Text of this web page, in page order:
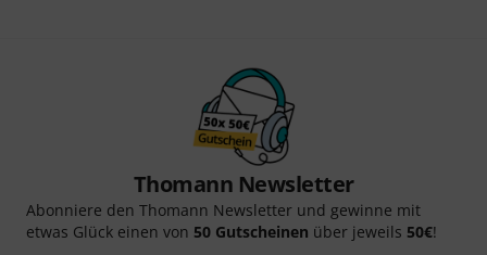
Thomann Newsletter
Abonniere den Thomann Newsletter und gewinne mit
etwas Glück einen von 50 Gutscheinen über jeweils 50€!